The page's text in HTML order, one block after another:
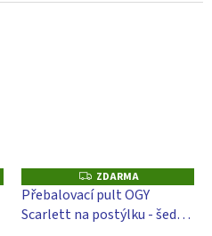
Z
D
A
R
M
ZDARMA
Přebalovací pult OGY
Scarlett na postýlku - šedý -